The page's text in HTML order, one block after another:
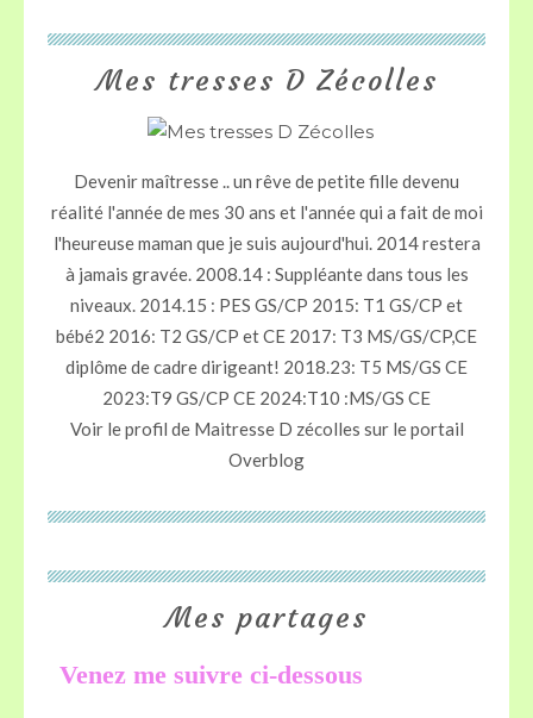
Mes tresses D Zécolles
Devenir maîtresse .. un rêve de petite fille devenu
réalité l'année de mes 30 ans et l'année qui a fait de moi
l'heureuse maman que je suis aujourd'hui. 2014 restera
à jamais gravée. 2008.14 : Suppléante dans tous les
niveaux. 2014.15 : PES GS/CP 2015: T1 GS/CP et
bébé2 2016: T2 GS/CP et CE 2017: T3 MS/GS/CP,CE
diplôme de cadre dirigeant! 2018.23: T5 MS/GS CE
2023:T9 GS/CP CE 2024:T10 :MS/GS CE
Voir le profil de Maitresse D zécolles sur le portail
Overblog
Mes partages
Venez me suivre ci-dessous